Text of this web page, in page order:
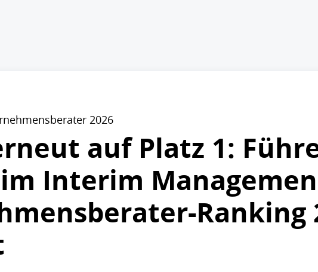
2026
auf Platz 1:
Interim
Ranking